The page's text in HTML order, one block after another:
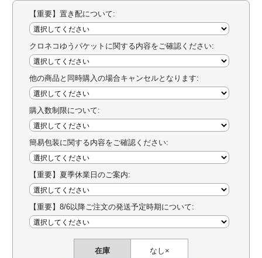
【重要】置き配について:
クロネコゆうパケットに関する内容をご確認ください:
他の商品と同時購入の場合キャンセルとなります:
購入数制限について:
簡易包装に関する内容をご確認ください:
【重要】夏季休業日のご案内:
【重要】8/6以降ご注文の発送予定時期について:
在庫 なし×